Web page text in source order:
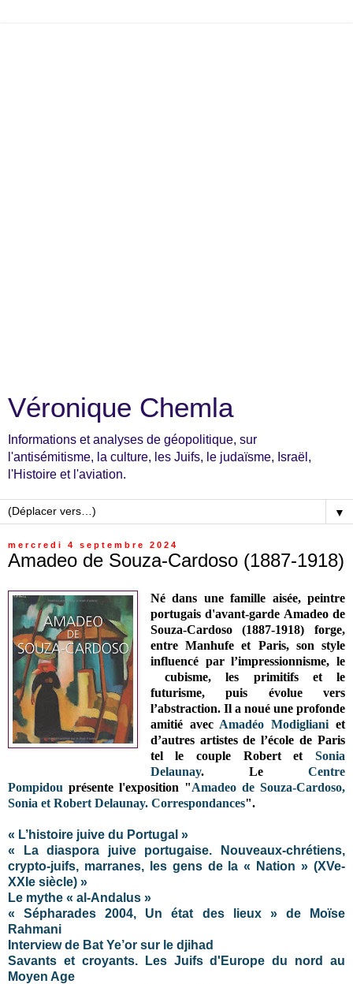
Véronique Chemla
Informations et analyses de géopolitique, sur
l'antisémitisme, la culture, les Juifs, le judaïsme, Israël,
l'Histoire et l'aviation.
▼
mercredi 4 septembre 2024
Amadeo de Souza-Cardoso (1887-1918)
Né dans une famille aisée, peintre
portugais d'avant-garde Amadeo de
Souza-Cardoso (1887-1918) forge,
entreManhufe et Paris,son style
influencé par l’impressionnisme, le
cubisme, les primitifs et le
futurisme, puis évolue vers
l’abstraction. Il a noué une profonde
amitié avec Amadéo Modigliani et
d’autres artistes de l’école de Paris
tel le couple Robert et Sonia
Delaunay. LeCentre
Pompidou présente l'exposition "Amadeo de Souza-Cardoso,
Sonia et Robert Delaunay. Correspondances".
« L’histoire juive du Portugal »
« La diaspora juive portugaise. Nouveaux-chrétiens,
crypto-juifs, marranes, les gens de la « Nation » (XVe-
XXIe siècle) »
Le mythe « al-Andalus »
« Sépharades 2004, Un état des lieux » de Moïse
Rahmani
Interview de Bat Ye’or sur le djihad
Savants et croyants. Les Juifs d'Europe du nord au
Moyen Age